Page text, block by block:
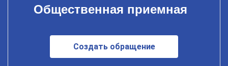
Общественная приемная
Создать обращение